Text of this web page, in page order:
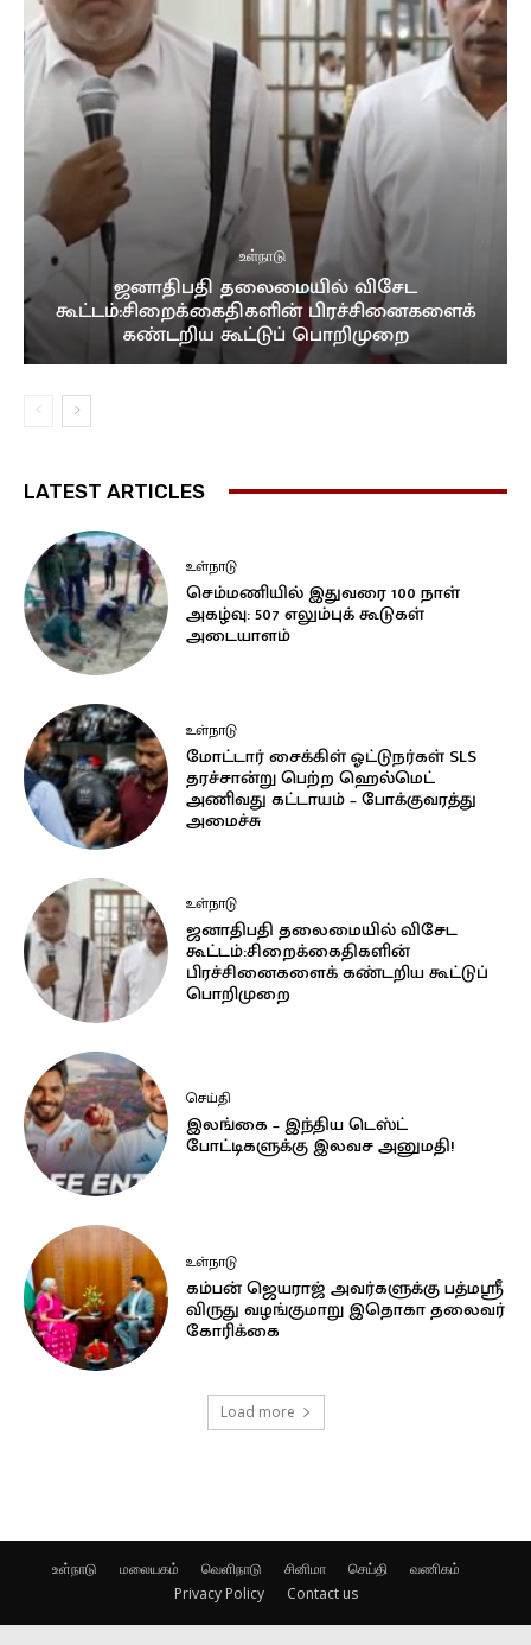
உள்நாடு
ஜனாதிபதி தலைமையில் விசேட
கூட்டம்:சிறைக்கைதிகளின் பிரச்சினைகளைக்
கண்டறிய கூட்டுப் பொறிமுறை
LATEST ARTICLES
உள்நாடு
செம்மணியில் இதுவரை 100 நாள்
அகழ்வு: 507 எலும்புக் கூடுகள்
அடையாளம்
உள்நாடு
மோட்டார் சைக்கிள் ஓட்டுநர்கள் SLS
தரச்சான்று பெற்ற ஹெல்மெட்
அணிவது கட்டாயம் – போக்குவரத்து
அமைச்சு
உள்நாடு
ஜனாதிபதி தலைமையில் விசேட
கூட்டம்:சிறைக்கைதிகளின்
பிரச்சினைகளைக் கண்டறிய கூட்டுப்
பொறிமுறை
செய்தி
இலங்கை – இந்திய டெஸ்ட்
போட்டிகளுக்கு இலவச அனுமதி!
உள்நாடு
கம்பன் ஜெயராஜ் அவர்களுக்கு பத்மஸ்ரீ
விருது வழங்குமாறு இதொகா தலைவர்
கோரிக்கை
Load more
உள்நாடு மலையகம் வெளிநாடு சினிமா செய்தி
வணிகம்
Privacy Policy
Contact us